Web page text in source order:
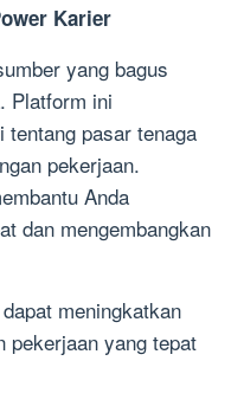
Karier
yang bagus
Platform ini
tentang pasar tenaga
pekerjaan.
Anda
dan mengembangkan
meningkatkan
pekerjaan yang tepat